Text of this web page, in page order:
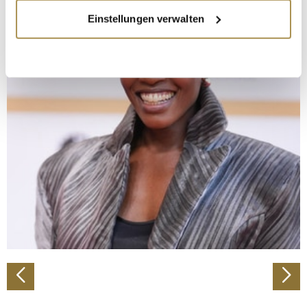
Informationen über Ihre geografische Lage
erfassen, welche bis auf einige Meter genau sein
bestimmten Merkmalen (Fingerprinting) identifizieren
Erfahren Sie mehr darüber, wie Ihre persönlichen Daten
verarbeitet werden, und legen Sie Ihre Präferenzen im
Abschnitt Einzelheitenfest.
Wir verwenden Cookies, um Inhalte und Anzeigen zu
personalisieren, Funktionen für soziale Medien anbieten
zu können und die Zugriffe auf unsere Website zu
analysieren. Außerdem geben wir Informationen zu Ihrer
Verwendung unserer Website an unsere Partner für
Partner führen diese Informationen möglicherweise mit
weiteren Daten zusammen, die Sie ihnen bereitgestellt
Einstellungen verwalten